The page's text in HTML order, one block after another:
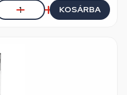
KOSÁRBA